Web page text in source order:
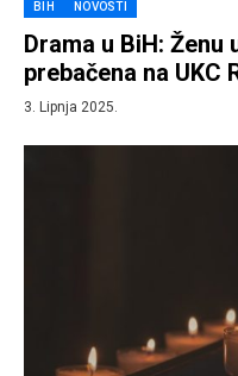
BIH NOVOSTI
Drama u BiH:
prebačena na UKC
3. Lipnja 2025.